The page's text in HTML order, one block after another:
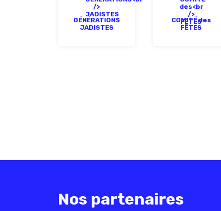
GÉNÉRATIONS
JADISTES
COMITÉ des
FÊTES
Nos partenaires